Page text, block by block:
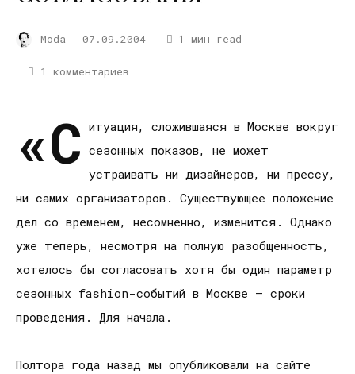
Moda 07.09.2004 1 мин read
1 комментариев
«С итуация, сложившаяся в Москве вокруг
сезонных показов, не может
устраивать ни дизайнеров, ни прессу,
ни самих организаторов. Существующее положение
дел со временем, несомненно, изменится. Однако
уже теперь, несмотря на полную разобщенность,
хотелось бы согласовать хотя бы один параметр
сезонных fashion-событий в Москве – сроки
проведения. Для начала.
Полтора года назад мы опубликовали на сайте